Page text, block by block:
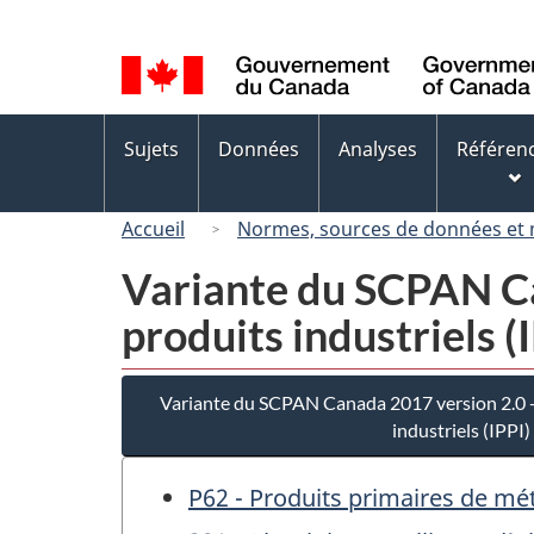
de
la
langue
des
Sujets Données Analyses
Accueil
Normes, sources de données et
Variante du SCPAN
produits industriels
Variante du SCPAN Canada 2017 version
industriels (IPPI)
P62 - Produits primaires de